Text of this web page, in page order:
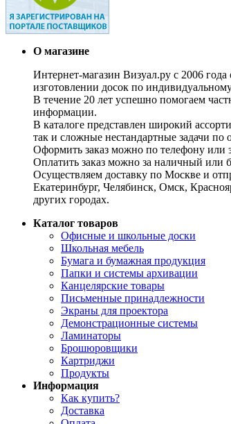
О магазине
Интернет-магазин Визуал.ру с 2006
изготовлении досок по индивидуальному
В течение 20 лет успешно помогаем
информации.
В каталоге представлен широкий
так и сложные нестандартные задачи
Оформить заказ можно по телефону или
Оплатить заказ можно за наличный или
Осуществляем доставку по Москве и
Екатеринбург, Челябинск, Омск,
других городах.
Каталог товаров
Офисные и школьные доски
Школьная мебель
Бумага и бумажная продукция
Папки и системы архивации
Канцелярские товары
Письменные принадлежности
Экраны для проектора
Демонстрационные системы
Ламинаторы
Брошюровщики
Картриджи
Продукты
Информация
Как купить?
Доставка